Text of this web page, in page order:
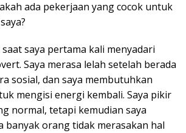
ada pekerjaan yang cocok untuk
saya pertama kali menyadari
Saya merasa lelah setelah berada
sosial, dan saya membutuhkan
mengisi energi kembali. Saya pikir
normal, tetapi kemudian saya
banyak orang tidak merasakan hal